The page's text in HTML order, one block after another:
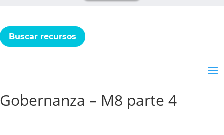
Buscar recursos
Gobernanza – M8 parte 4